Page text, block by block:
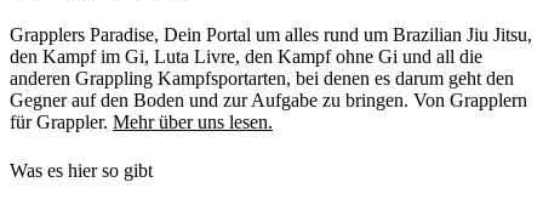
Grapplers Paradise, Dein Portal um alles rund um Brazilian Jiu Jitsu,
den Kampf im Gi, Luta Livre, den Kampf ohne Gi und all die
anderen Grappling Kampfsportarten, bei denen es darum geht den
Gegner auf den Boden und zur Aufgabe zu bringen. Von Grapplern
für Grappler. Mehr über uns lesen.
Was es hier so gibt